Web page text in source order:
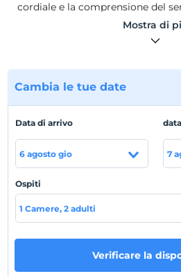
cordiale e la comprensione del
della struttura; aria condizionata,
frigobar, televisione,
ristorante, hall, lavanderia e
Situato a Seyhan, l'Adana Airport
della struttura; aria condizionata,
frigobar, televisione,
struttura offre anche servizi come
Posizione
L'Adana Airport Hotel dista 2 km
Şakirpaşa Adana e 4 km dal
Mostra di
Cambia le tue date
Data di arrivo
6 agosto gio 7
Ospiti
1 Camere, 2 adulti
Verificare la